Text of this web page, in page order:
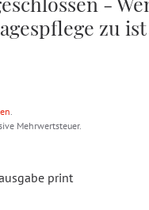
zu ist
.
Mehrwertsteuer.
print